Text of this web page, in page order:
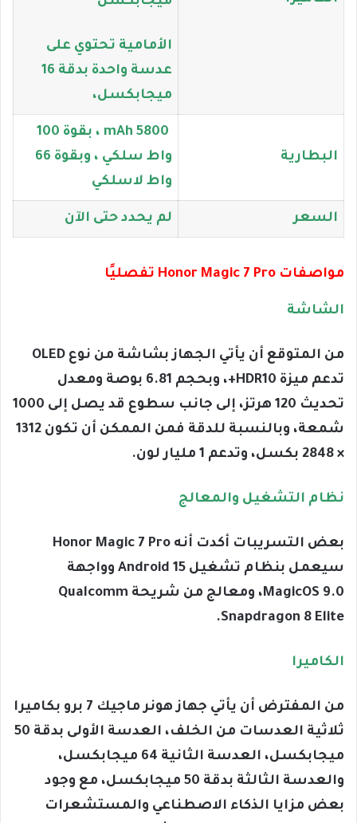
الأمامية تحتوي على
عدسة واحدة بدقة 16
ميجابكسل،
البطارية
5800 mAh ، بقوة 100
واط سلكي ، وبقوة 66
واط لاسلكي
السعر لم يحدد حتى الآن
مواصفات Honor Magic 7 Pro تفصليًا
الشاشة
من المتوقع أن يأتي الجهاز بشاشة من نوع OLED
تدعم ميزة HDR10+، وبحجم 6.81 بوصة ومعدل
تحديث 120 هرتز، إلى جانب سطوع قد يصل إلى 1000
شمعة، وبالنسبة للدقة فمن الممكن أن تكون 1312
× 2848 بكسل، وتدعم 1 مليار لون.
نظام التشغيل والمعالج
بعض التسريبات أكدت أنه Honor Magic 7 Pro
سيعمل بنظام تشغيل Android 15 وواجهة
MagicOS 9.0، ومعالج من شريحة Qualcomm
Snapdragon 8 Elite.
الكاميرا
من المفترض أن يأتي جهاز هونر ماجيك 7 برو بكاميرا
ثلاثية العدسات من الخلف، العدسة الأولى بدقة 50
ميجابكسل، العدسة الثانية 64 ميجابكسل،
والعدسة الثالثة بدقة 50 ميجابكسل، مع وجود
بعض مزايا الذكاء الاصطناعي والمستشعرات